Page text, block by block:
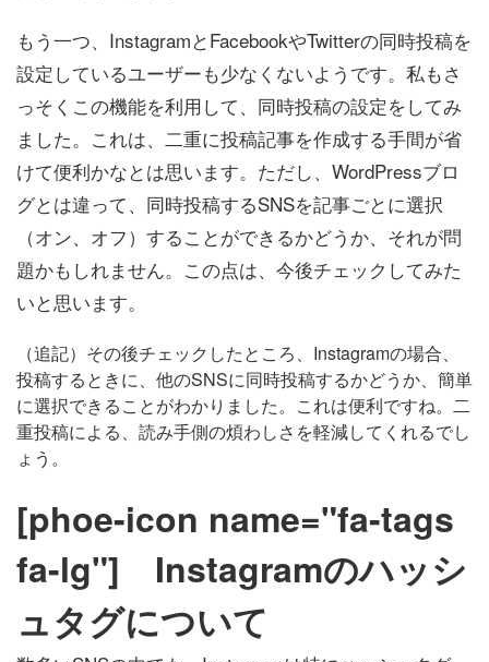
もう一つ、InstagramとFacebookやTwitterの同時投稿を
設定しているユーザーも少なくないようです。私もさ
っそくこの機能を利用して、同時投稿の設定をしてみ
ました。これは、二重に投稿記事を作成する手間が省
けて便利かなとは思います。ただし、WordPressブロ
グとは違って、同時投稿するSNSを記事ごとに選択
（オン、オフ）することができるかどうか、それが問
題かもしれません。この点は、今後チェックしてみた
いと思います。
（追記）その後チェックしたところ、Instagramの場合、
投稿するときに、他のSNSに同時投稿するかどうか、簡単
に選択できることがわかりました。これは便利ですね。二
重投稿による、読み手側の煩わしさを軽減してくれるでし
ょう。
[phoe-icon name="fa-tags
fa-lg"] Instagramのハッシ
ュタグについて